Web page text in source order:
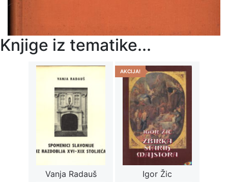
Knjige iz tematike...
Vanja Radauš
AKCIJA!
Igor Žic